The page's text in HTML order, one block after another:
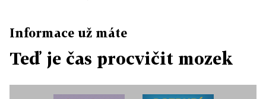
Informace už máte
Teď je čas procvičit mozek